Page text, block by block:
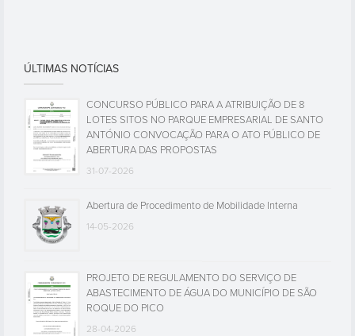
ÚLTIMAS NOTÍCIAS
CONCURSO PÚBLICO PARA A ATRIBUIÇÃO DE 8
LOTES SITOS NO PARQUE EMPRESARIAL DE SANTO
ANTÓNIO CONVOCAÇÃO PARA O ATO PÚBLICO DE
ABERTURA DAS PROPOSTAS
31-07-2026
Abertura de Procedimento de Mobilidade Interna
14-05-2026
PROJETO DE REGULAMENTO DO SERVIÇO DE
ABASTECIMENTO DE ÁGUA DO MUNICÍPIO DE SÃO
ROQUE DO PICO
28-04-2026